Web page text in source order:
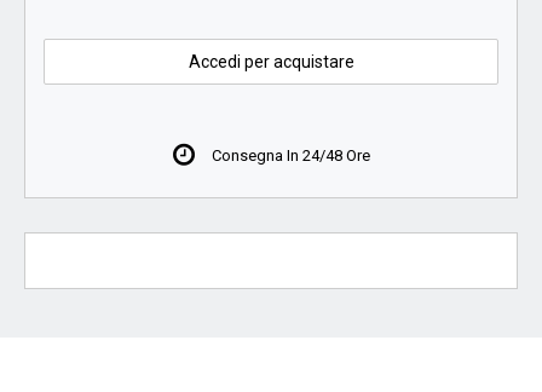
Accedi per acquistare
Consegna In 24/48 Ore